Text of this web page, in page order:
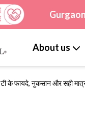
About us
टी के फायदे, नुकसान और सही